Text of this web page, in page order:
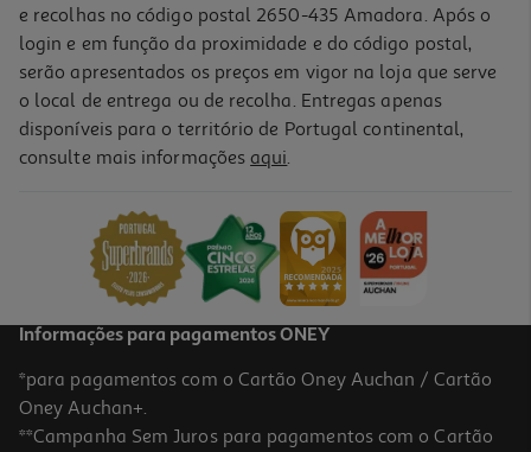
e recolhas no código postal 2650-435 Amadora. Após o
login e em função da proximidade e do código postal,
serão apresentados os preços em vigor na loja que serve
o local de entrega ou de recolha. Entregas apenas
disponíveis para o território de Portugal continental,
consulte mais informações aqui.
Informações para pagamentos ONEY
*para pagamentos com o Cartão Oney Auchan / Cartão
Oney Auchan+.
**Campanha Sem Juros para pagamentos com o Cartão